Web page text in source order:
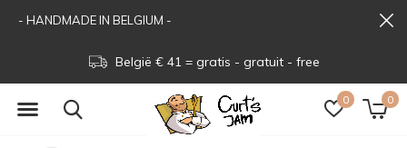
0 0
België € 41 = gratis - gratuit - free
- HANDMADE IN BELGIUM -